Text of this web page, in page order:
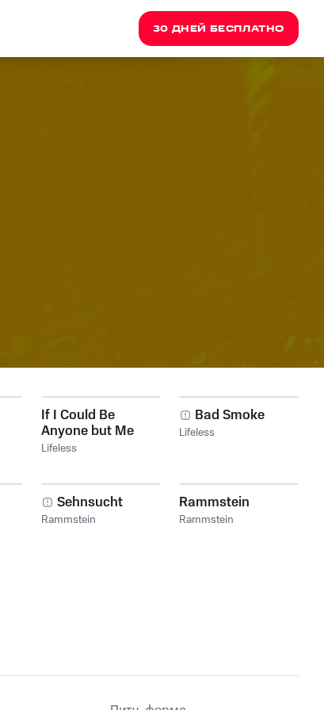
30 ДНЕЙ БЕСПЛАТНО
If I Could Be
Anyone but Me
Lifeless
Bad Smoke
Lifeless
Sehnsucht
Rammstein
Rammstein
Rammstein